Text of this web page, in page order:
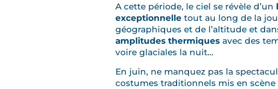
A cette période, le ciel se révèle d’un
exceptionnelle tout au long de la
géographiques et de l’altitude et
amplitudes thermiques avec des
voire glaciales la nuit…
En juin, ne manquez pas la
costumes traditionnels mis en scène